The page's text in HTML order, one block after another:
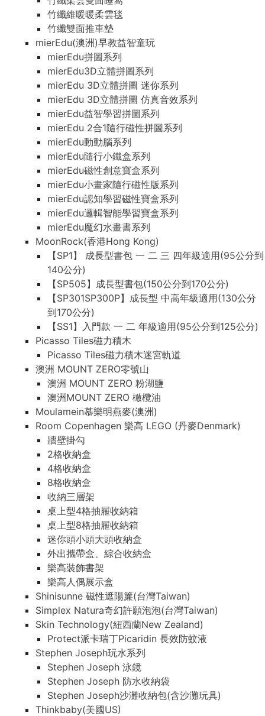
竹纖維暖暖柔雲毯
竹纖雙面推車墊
mierEdu(澳洲)早教益智童玩
mierEdu拼圖系列
mierEdu3D立體拼圖系列
mierEdu 3D立體拼圖 迷你系列
mierEdu 3D立體拼圖 仿真音效系列
mierEdu益智學習拼圖系列
mierEdu 2合1隨行磁性拼圖系列
mierEdu動動腦系列
mierEdu隨行小鐵盒系列
mierEdu磁性創意寶盒系列
mierEdu小畫家隨行磁性版系列
mierEdu認知學習磁性寶盒系列
mierEdu邏輯智能學習寶盒系列
mierEdu魔幻水畫書系列
MoonRock(香港Hong Kong)
【SP1】 成長型書包 一 二 三 四年級適用(95公分到
140公分)
【SP505】成長型書包(150公分到170公分)
【SP301SP300P】成長型 中高年級適用(130公分
到170公分)
【SS1】入門款 一 二 年級適用(95公分到125公分)
Picasso Tiles磁力積木
Picasso Tiles磁力積木迷宮軌道
澳洲 MOUNT ZERO零號山
澳洲 MOUNT ZERO 粉湖鹽
澳洲MOUNT ZERO 橄欖油
Moulamein慕樂明燕麥(澳洲)
Room Copenhagen 樂高 LEGO (丹麥Denmark)
牆壁掛勾
2格收納盒
4格收納盒
8格收納盒
收納三層架
桌上型4格抽屜收納箱
桌上型8格抽屜收納箱
迷你頭小頭大頭收納盒
外出攜帶盒、綜合收納盒
樂高裝飾書架
樂高人偶展示盒
Shinisunne 磁性遮陽簾(台灣Taiwan)
Simplex Natura奇幻許願泡泡(台灣Taiwan)
Skin Technology(紐西蘭New Zealand)
Protect派卡瑞丁Picaridin 長效防蚊液
Stephen Joseph玩水系列
Stephen Joseph 泳鏡
Stephen Joseph 防水收納袋
Stephen Joseph沙灘收納包(含沙灘玩具)
Thinkbaby(美國US)